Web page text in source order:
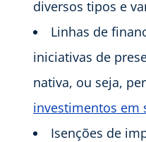
diversos tipos e
Linhas de
iniciativas de
nativa, ou seja,
investimentos em
Isenções de